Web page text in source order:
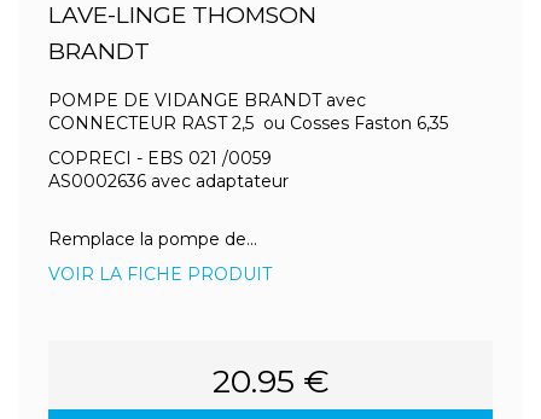
LAVE-LINGE THOMSON
BRANDT
POMPE DE VIDANGE BRANDT avec
CONNECTEUR RAST 2,5 ou Cosses Faston 6,35
COPRECI - EBS 021 /0059
AS0002636 avec adaptateur
Remplace la pompe de...
VOIR LA FICHE PRODUIT
20.95 €